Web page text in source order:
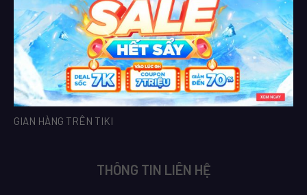
GIAN HÀNG TRÊN TIKI
THÔNG TIN LIÊN HỆ